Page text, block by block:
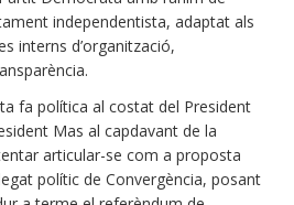
independentista, adaptat als
interns d’organització,
fa política al costat del President
Mas al capdavant de la
articular-se com a proposta
polític de Convergència, posant